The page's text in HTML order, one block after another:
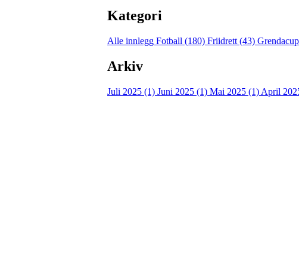
Kategori
Alle innlegg Fotball (180) Friidrett (43)
Arkiv
Juli 2025 (1) Juni 2025 (1) Mai 2025 (1) April